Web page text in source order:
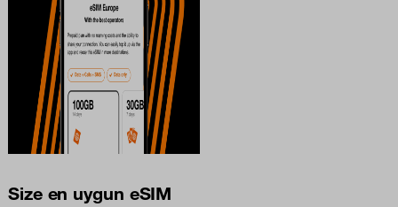
Size en uygun eSIM